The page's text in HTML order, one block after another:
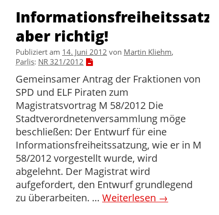
aber richtig!
Publiziert am 14. Juni 2012 von Martin Kliehm,
Parlis: NR 321/2012
Gemeinsamer Antrag der Fraktionen von
SPD und ELF Piraten zum
Magistratsvortrag M 58/2012 Die
Stadtverordnetenversammlung möge
beschließen: Der Entwurf für eine
Informationsfreiheitssatzung, wie er in M
58/2012 vorgestellt wurde, wird
abgelehnt. Der Magistrat wird
aufgefordert, den Entwurf grundlegend
zu überarbeiten. … Weiterlesen →